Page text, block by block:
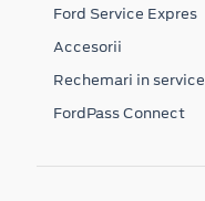
Ford Service Expres
Accesorii
Rechemari in service
FordPass Connect